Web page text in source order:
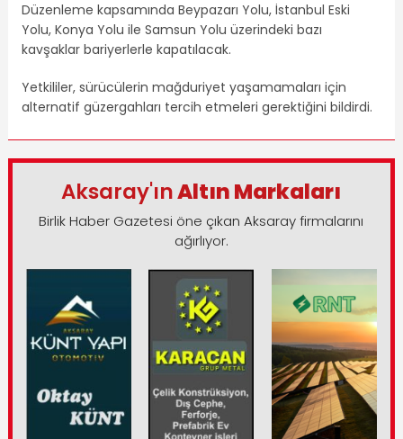
Düzenleme kapsamında Beypazarı Yolu, İstanbul Eski
Yolu, Konya Yolu ile Samsun Yolu üzerindeki bazı
kavşaklar bariyerlerle kapatılacak.
Yetkililer, sürücülerin mağduriyet yaşamamaları için
alternatif güzergahları tercih etmeleri gerektiğini bildirdi.
Aksaray'ınAltın Markaları
Birlik Haber Gazetesi öne çıkan Aksaray firmalarını
ağırlıyor.